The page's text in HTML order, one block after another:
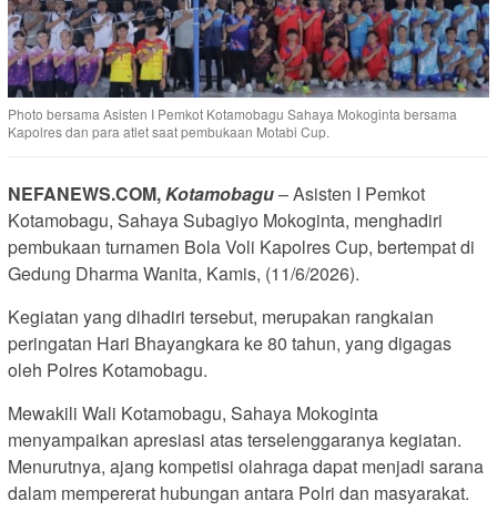
Photo bersama Asisten I Pemkot Kotamobagu Sahaya Mokoginta bersama
Kapolres dan para atlet saat pembukaan Motabi Cup.
NEFANEWS.COM,Kotamobagu– Asisten I Pemkot
Kotamobagu, Sahaya Subagiyo Mokoginta, menghadiri
pembukaan turnamen Bola Voli Kapolres Cup, bertempat di
Gedung Dharma Wanita, Kamis, (11/6/2026).
Kegiatan yang dihadiri tersebut, merupakan rangkaian
peringatan Hari Bhayangkara ke 80 tahun, yang digagas
oleh Polres Kotamobagu.
Mewakili Wali Kotamobagu, Sahaya Mokoginta
menyampaikan apresiasi atas terselenggaranya kegiatan.
Menurutnya, ajang kompetisi olahraga dapat menjadi sarana
dalam mempererat hubungan antara Polri dan masyarakat.